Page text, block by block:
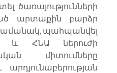
ծառայությունների
արտաքին բարձր
պահպանվել
և ՀՆԱ ներուժի
միտումները
արդյունաբերության